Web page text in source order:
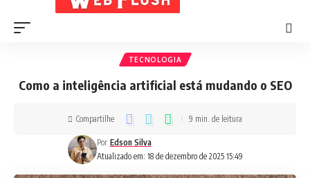
TECNOLOGIA
Como a inteligência artificial está mudando o SEO
Atualizado em: 18 de dezembro de 2025 15:49
Por Edson Silva
Compartilhe 9 min. de leitura